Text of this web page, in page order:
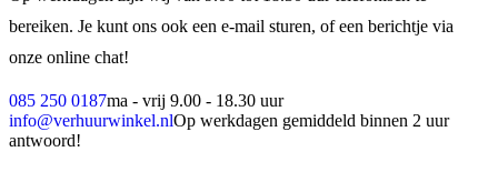
bereiken. Je kunt ons ook een e-mail sturen, of een berichtje via
onze online chat!
085 250 0187ma - vrij 9.00 - 18.30 uur
info@verhuurwinkel.nlOp werkdagen gemiddeld binnen 2 uur
antwoord!